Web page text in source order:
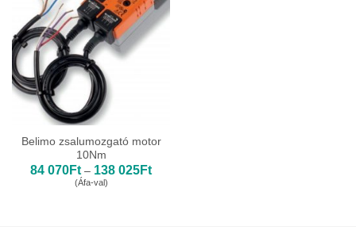
Belimo zsalumozgató motor
10Nm
84 070Ft – 138 025FtÁrtartomány:
(Áfa-val)